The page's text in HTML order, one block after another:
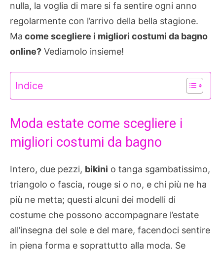
nulla, la voglia di mare si fa sentire ogni anno
regolarmente con l’arrivo della bella stagione.
Ma come scegliere i migliori costumi da bagno
online? Vediamolo insieme!
Indice
Moda estate come scegliere i
migliori costumi da bagno
Intero, due pezzi, bikini o tanga sgambatissimo,
triangolo o fascia, rouge si o no, e chi più ne ha
più ne metta; questi alcuni dei modelli di
costume che possono accompagnare l’estate
all’insegna del sole e del mare, facendoci sentire
in piena forma e soprattutto alla moda. Se